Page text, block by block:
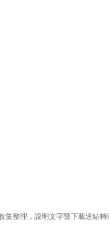
整理，說明文字暨下載連結